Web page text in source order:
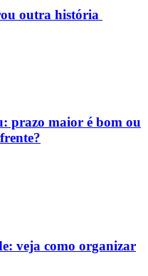
outra história
prazo maior é bom ou
veja como organizar